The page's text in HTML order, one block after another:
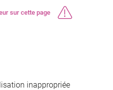
sur cette page
inappropriée